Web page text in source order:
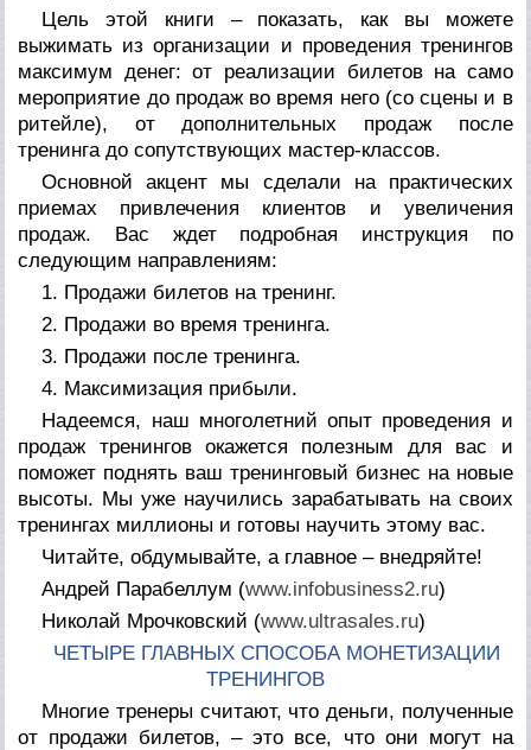
Цель этой книги – показать, как вы можете
выжимать из организации и проведения тренингов
максимум денег: от реализации билетов на само
мероприятие до продаж во время него (со сцены и в
ритейле), от дополнительных продаж после
тренинга до сопутствующих мастер-классов.
Основной акцент мы сделали на практических
приемах привлечения клиентов и увеличения
продаж. Вас ждет подробная инструкция по
следующим направлениям:
1. Продажи билетов на тренинг.
2. Продажи во время тренинга.
3. Продажи после тренинга.
4. Максимизация прибыли.
Надеемся, наш многолетний опыт проведения и
продаж тренингов окажется полезным для вас и
поможет поднять ваш тренинговый бизнес на новые
высоты. Мы уже научились зарабатывать на своих
тренингах миллионы и готовы научить этому вас.
Читайте, обдумывайте, а главное – внедряйте!
Андрей Парабеллум (www.infobusiness2.ru)
Николай Мрочковский (www.ultrasales.ru)
ЧЕТЫРЕ ГЛАВНЫХ СПОСОБА МОНЕТИЗАЦИИ
ТРЕНИНГОВ
Многие тренеры считают, что деньги, полученные
от продажи билетов, – это все, что они могут на